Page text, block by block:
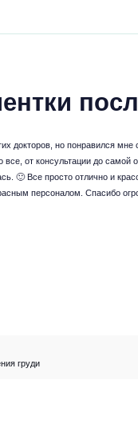
докторов, но понравился
от консультации до
🙂 Все просто отлично и
персоналом. Спасибо
груди